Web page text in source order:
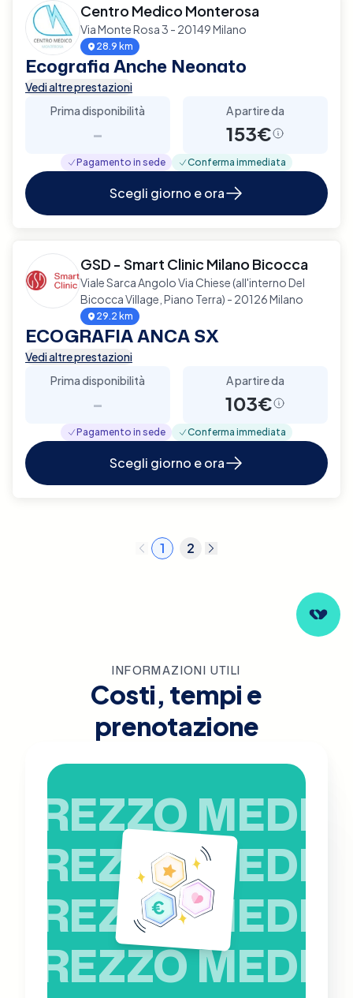
Centro Medico Monterosa
Via Monte Rosa 3 - 20149 Milano
28.9 km
Ecografia Anche Neonato
Vedi altre prestazioni
Prima disponibilità
-
A partire da
153€
Pagamento in sede Conferma immediata
Scegli giorno e ora
GSD - Smart Clinic Milano Bicocca
Viale Sarca Angolo Via Chiese (all'interno Del
Bicocca Village, Piano Terra) - 20126 Milano
29.2 km
ECOGRAFIA ANCA SX
Vedi altre prestazioni
Prima disponibilità
-
A partire da
103€
Pagamento in sede Conferma immediata
Scegli giorno e ora
1 2
INFORMAZIONI UTILI
Costi, tempi e
prenotazione
PREZZO MEDIO
PREZZO MEDIO
PREZZO MEDIO
PREZZO MEDIO